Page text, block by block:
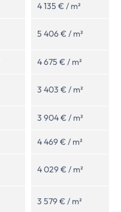
4 135 € / m²
5 406 € / m²
4 675 € / m²
3 403 € / m²
3 904 € / m²
4 469 € / m²
4 029 € / m²
3 579 € / m²